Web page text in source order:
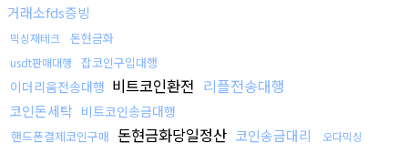
거래소fds증빙
믹싱재테크 돈현금화
usdt판매대행 잡코인구입대행
이더리움전송대행 비트코인환전 리플전송대행
코인돈세탁 비트코인송금대행
핸드폰결제코인구매 돈현금화당일정산 코인송금대리 오다믹싱